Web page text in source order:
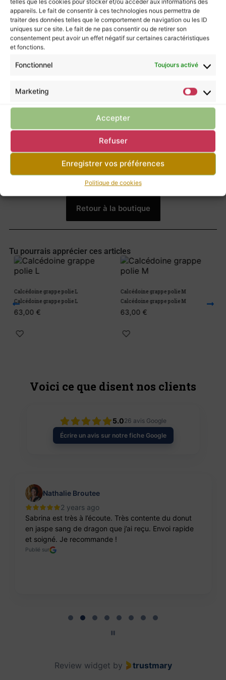
appareils. Le fait de consentir à ces technologies nous permettra de
traiter des données telles que le comportement de navigation ou les ID
uniques sur ce site. Le fait de ne pas consentir ou de retirer son
consentement peut avoir un effet négatif sur certaines caractéristiques
et fonctions.
Fonctionnel Toujours activé
Marketing
Accepter
Refuser
Enregistrer vos préférences
Politique de cookies
en France dans un petit atelier
Français.
J’aime pouvoir travailler avec des
artisans français, c’est une chance
aiment ce qu’ils font et qui le font
Les pierres murmurent leurs énergies à ceux
qui les écoutent, mais elles ne possèdent pas
le pouvoir de guérir.
Pour prendre soin de vous, ne négligez pas la
consultation d’un professionnel de santé.
Retour à la boutique
Tu pourrais apprécier ces articles
Calcédoine grappe polie L
Calcédoine grappe polie L
63,00€
Calcédoine grappe polie M
Calcédoine grappe polie M
63,00€
Voici ce que disent nos clients
5.026 avis Google
Écrire un avis sur notre fiche Google
Nathalie Broutee
2 years ago
Sabrina est très à l’écoute. Très contente du donut
en jaspe sang de dragon que j’ai reçu. Envoi rapide
et soigné. Je recommande !
Publié sur
Review widget by trustmary